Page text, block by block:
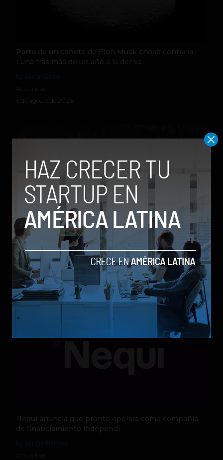
Parte de un cohete de Elon Musk chocó contra la
Luna tras más de un año a la deriva
6 de agosto de 2026
Qwen 3.8-Max, la nueva IA de Alibaba que desafía a
los modelos más poderosos
by Sergio Ramos
Actualidad
5 de agosto de 2026
Nequi anuncia que pronto operará como compañía
de financiamiento independi